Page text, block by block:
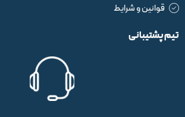
قوانین و شرایط
تیم پشتیبانی